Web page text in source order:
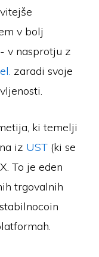
v bolj
v nasprotju z
zaradi svoje
ki temelji
iz UST (ki se
To je eden
trgovalnih